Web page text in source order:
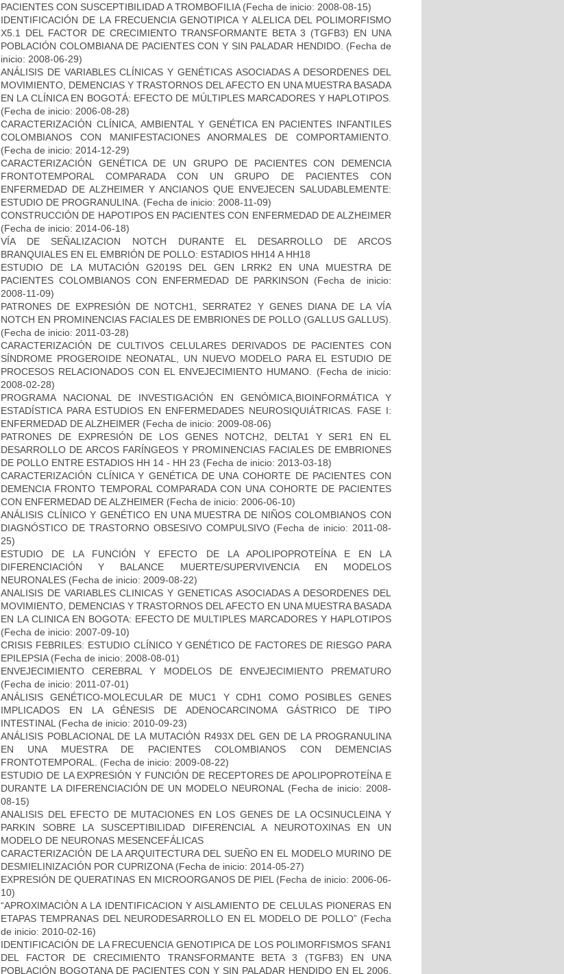
PACIENTES CON SUSCEPTIBILIDAD A TROMBOFILIA(Fecha de inicio: 2008-08-15)
IDENTIFICACIÓN DE LA FRECUENCIA GENOTIPICA Y ALELICA DEL POLIMORFISMO
X5.1 DEL FACTOR DE CRECIMIENTO TRANSFORMANTE BETA 3 (TGFB3) EN UNA
POBLACIÓN COLOMBIANA DE PACIENTES CON Y SIN PALADAR HENDIDO. (Fecha de
inicio: 2008-06-29)
ANÁLISIS DE VARIABLES CLÍNICAS Y GENÉTICAS ASOCIADAS A DESORDENES DEL
MOVIMIENTO, DEMENCIAS Y TRASTORNOS DEL AFECTO EN UNA MUESTRA BASADA
EN LA CLÍNICA EN BOGOTÁ: EFECTO DE MÚLTIPLES MARCADORES Y HAPLOTIPOS.
(Fecha de inicio: 2006-08-28)
CARACTERIZACIÓN CLÍNICA, AMBIENTAL Y GENÉTICA EN PACIENTES INFANTILES
COLOMBIANOS CON MANIFESTACIONES ANORMALES DE COMPORTAMIENTO.
(Fecha de inicio: 2014-12-29)
CARACTERIZACIÓN GENÉTICA DE UN GRUPO DE PACIENTES CON DEMENCIA
FRONTOTEMPORAL COMPARADA CON UN GRUPO DE PACIENTES CON
ENFERMEDAD DE ALZHEIMER Y ANCIANOS QUE ENVEJECEN SALUDABLEMENTE:
ESTUDIO DE PROGRANULINA. (Fecha de inicio: 2008-11-09)
CONSTRUCCIÓN DE HAPOTIPOS EN PACIENTES CON ENFERMEDAD DE ALZHEIMER
(Fecha de inicio: 2014-06-18)
VÍA DE SEÑALIZACION NOTCH DURANTE EL DESARROLLO DE ARCOS
BRANQUIALES EN EL EMBRIÓN DE POLLO: ESTADIOS HH14 A HH18
ESTUDIO DE LA MUTACIÓN G2019S DEL GEN LRRK2 EN UNA MUESTRA DE
PACIENTES COLOMBIANOS CON ENFERMEDAD DE PARKINSON (Fecha de inicio:
2008-11-09)
PATRONES DE EXPRESIÓN DE NOTCH1, SERRATE2 Y GENES DIANA DE LA VÍA
NOTCH EN PROMINENCIAS FACIALES DE EMBRIONES DE POLLO (GALLUS GALLUS).
(Fecha de inicio: 2011-03-28)
CARACTERIZACIÓN DE CULTIVOS CELULARES DERIVADOS DE PACIENTES CON
SÍNDROME PROGEROIDE NEONATAL, UN NUEVO MODELO PARA EL ESTUDIO DE
PROCESOS RELACIONADOS CON EL ENVEJECIMIENTO HUMANO.
(Fecha de inicio:
2008-02-28)
PROGRAMA NACIONAL DE INVESTIGACIÓN EN GENÓMICA,BIOINFORMÁTICA Y
ESTADÍSTICA PARA ESTUDIOS EN ENFERMEDADES NEUROSIQUIÁTRICAS. FASE I:
ENFERMEDAD DE ALZHEIMER (Fecha de inicio: 2009-08-06)
PATRONES DE EXPRESIÓN DE LOS GENES NOTCH2, DELTA1 Y SER1 EN EL
DESARROLLO DE ARCOS FARÍNGEOS Y PROMINENCIAS FACIALES DE EMBRIONES
DE POLLO ENTRE ESTADIOS HH 14 - HH 23 (Fecha de inicio: 2013-03-18)
CARACTERIZACIÓN CLÍNICA Y GENÉTICA DE UNA COHORTE DE PACIENTES CON
DEMENCIA FRONTO TEMPORAL COMPARADA CON UNA COHORTE DE PACIENTES
CON ENFERMEDAD DE ALZHEIMER (Fecha de inicio: 2006-06-10)
ANÁLISIS CLÍNICO Y GENÉTICO EN UNA MUESTRA DE NIÑOS COLOMBIANOS CON
DIAGNÓSTICO DE TRASTORNO OBSESIVO COMPULSIVO(Fecha de inicio: 2011-08-
25)
ESTUDIO DE LA FUNCIÓN Y EFECTO DE LA APOLIPOPROTEÍNA E EN LA
DIFERENCIACIÓN Y BALANCE MUERTE/SUPERVIVENCIA EN MODELOS
NEURONALES (Fecha de inicio: 2009-08-22)
ANALISIS DE VARIABLES CLINICAS Y GENETICAS ASOCIADAS A DESORDENES DEL
MOVIMIENTO, DEMENCIAS Y TRASTORNOS DEL AFECTO EN UNA MUESTRA BASADA
EN LA CLINICA EN BOGOTA: EFECTO DE MULTIPLES MARCADORES Y HAPLOTIPOS
(Fecha de inicio: 2007-09-10)
CRISIS FEBRILES: ESTUDIO CLÍNICO Y GENÉTICO DE FACTORES DE RIESGO PARA
EPILEPSIA(Fecha de inicio: 2008-08-01)
ENVEJECIMIENTO CEREBRAL Y MODELOS DE ENVEJECIMIENTO PREMATURO
(Fecha de inicio: 2011-07-01)
ANÁLISIS GENÉTICO-MOLECULAR DE MUC1 Y CDH1 COMO POSIBLES GENES
IMPLICADOS EN LA GÉNESIS DE ADENOCARCINOMA GÁSTRICO DE TIPO
INTESTINAL (Fecha de inicio: 2010-09-23)
ANÁLISIS POBLACIONAL DE LA MUTACIÓN R493X DEL GEN DE LA PROGRANULINA
EN UNA MUESTRA DE PACIENTES COLOMBIANOS CON DEMENCIAS
FRONTOTEMPORAL.
(Fecha de inicio: 2009-08-22)
ESTUDIO DE LA EXPRESIÓN Y FUNCIÓN DE RECEPTORES DE APOLIPOPROTEÍNA E
DURANTE LA DIFERENCIACIÓN DE UN MODELO NEURONAL
(Fecha de inicio: 2008-
08-15)
ANALISIS DEL EFECTO DE MUTACIONES EN LOS GENES DE LA OCSINUCLEINA Y
PARKIN SOBRE LA SUSCEPTIBILIDAD DIFERENCIAL A NEUROTOXINAS EN UN
MODELO DE NEURONAS MESENCEFÁLICAS
CARACTERIZACIÓN DE LA ARQUITECTURA DEL SUEÑO EN EL MODELO MURINO DE
DESMIELINIZACIÓN POR CUPRIZONA(Fecha de inicio: 2014-05-27)
EXPRESIÓN DE QUERATINAS EN MICROORGANOS DE PIEL (Fecha de inicio: 2006-06-
10)
“APROXIMACIÒN A LA IDENTIFICACION Y AISLAMIENTO DE CELULAS PIONERAS EN
ETAPAS TEMPRANAS DEL NEURODESARROLLO EN EL MODELO DE POLLO”(Fecha
de inicio: 2010-02-16)
IDENTIFICACIÓN DE LA FRECUENCIA GENOTIPICA DE LOS POLIMORFISMOS SFAN1
DEL FACTOR DE CRECIMIENTO TRANSFORMANTE BETA 3 (TGFB3) EN UNA
POBLACIÓN BOGOTANA DE PACIENTES CON Y SIN PALADAR HENDIDO EN EL 2006.